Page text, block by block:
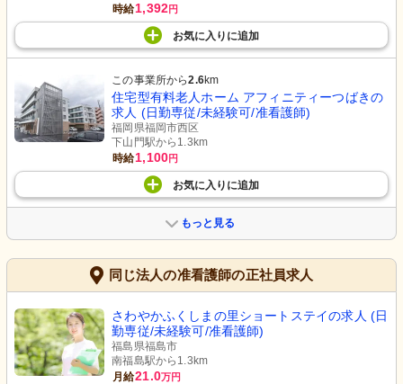
時給1,392円
お気に入り に追加
この事業所から2.6km
住宅型有料老人ホーム アフィニティーつばきの
求人 (日勤専従/未経験可/准看護師)
福岡県福岡市西区
下山門駅から1.3km
時給1,100円
お気に入り に追加
もっと見る
同じ法人の准看護師の正社員求人
さわやかふくしまの里ショートステイの求人 (日
勤専従/未経験可/准看護師)
福島県福島市
南福島駅から1.3km
月給21.0万円